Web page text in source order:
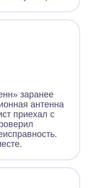
заранее
антенна
приехал с